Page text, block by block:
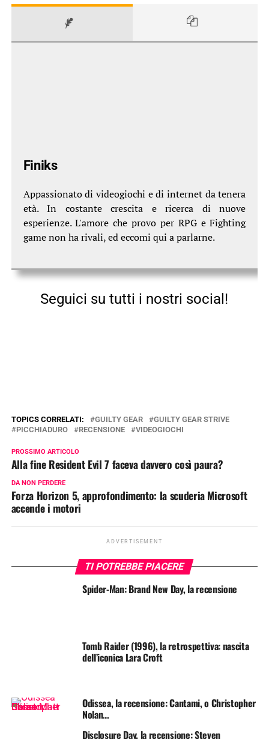
Finiks
Appassionato di videogiochi e di internet da tenera
età. In costante crescita e ricerca di nuove
esperienze. L'amore che provo per RPG e Fighting
game non ha rivali, ed eccomi qui a parlarne.
Seguici su tutti i nostri social!
TOPICS CORRELATI: GUILTY GEAR
GUILTY GEAR STRIVE
PICCHIADURO
RECENSIONE VIDEOGIOCHI
PROSSIMO ARTICOLO
Alla fine Resident Evil 7 faceva davvero così paura?
DA NON PERDERE
Forza Horizon 5, approfondimento: la scuderia Microsoft
accende i motori
ADVERTISEMENT
TI POTREBBE PIACERE
Spider-Man: Brand New Day, la recensione
Tomb Raider (1996), la retrospettiva: nascita
dell’iconica Lara Croft
Odissea, la recensione: Cantami, o Christopher
Nolan…
Disclosure Day, la recensione: Steven